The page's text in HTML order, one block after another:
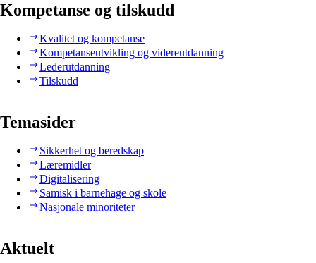
Kompetanse og tilskudd
Kvalitet og kompetanse
Kompetanseutvikling og videreutdanning
Lederutdanning
Tilskudd
Temasider
Sikkerhet og beredskap
Læremidler
Digitalisering
Samisk i barnehage og skole
Nasjonale minoriteter
Aktuelt